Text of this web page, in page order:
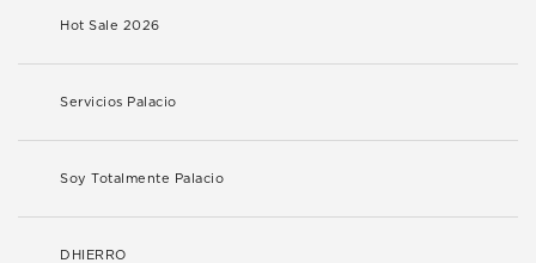
Hot Sale 2026
Servicios Palacio
Soy Totalmente Palacio
DHIERRO